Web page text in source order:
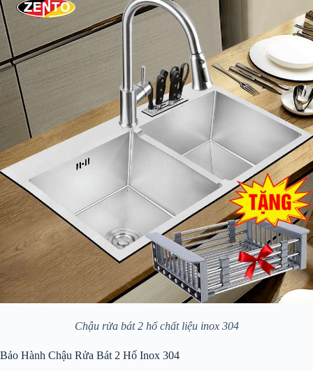
Chậu rửa bát 2 hố chất liệu inox 304
Bảo Hành Chậu Rửa Bát 2 Hố Inox 304